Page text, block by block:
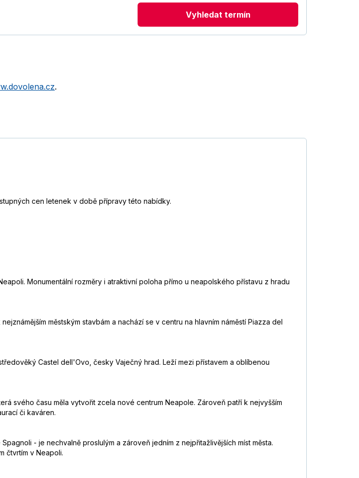
Vyhledat termín
.
cen letenek v době přípravy této nabídky.
Monumentální rozměry i atraktivní poloha přímo u neapolského přístavu z hradu
městským stavbám a nachází se v centru na hlavním náměstí Piazza del
Castel dell'Ovo, česky Vaječný hrad. Leží mezi přístavem a oblíbenou
svého času měla vytvořit zcela nové centrum Neapole. Zároveň patří k nejvyšším
či kaváren.
- je nechvalně proslulým a zároveň jedním z nejpřitažlivějších míst města.
čtvrtím v Neapoli.